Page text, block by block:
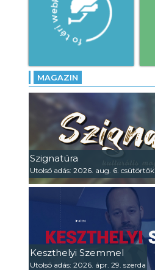
MAGAZIN
Szignatúra
Utolsó adás: 2026. aug. 6. csütörtök
Keszthelyi Szemmel
Utolsó adás: 2026. ápr. 29. szerda